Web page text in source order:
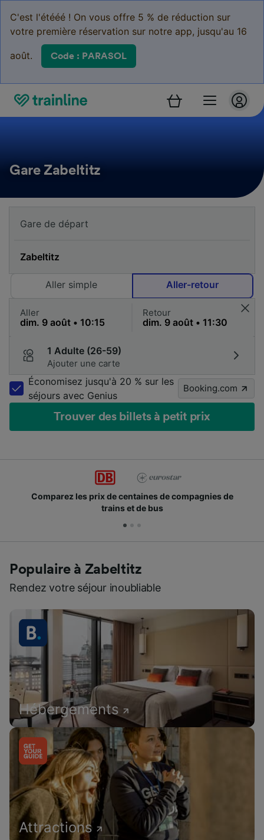
C'est l'étééé ! On vous offre 5 % de réduction sur
votre première réservation sur notre app, jusqu'au 16
août. Code : PARASOL
Gare Zabeltitz
Aller simple Aller-retour
Aller Retour
1 Adulte (26-59)
Ajouter une carte
Économisez jusqu'à 20 % sur les
séjours avec Genius
Booking.com
Trouver des billets à petit prix
prix de centaines de compagnies de
Des millions
Populaire à Zabeltitz
Rendez votre séjour inoubliable
Hébergements
Attractions